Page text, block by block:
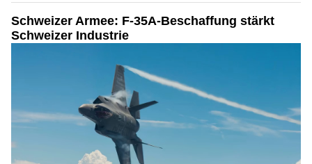
Schweizer Armee: F-35A-Beschaffung stärkt
Schweizer Industrie